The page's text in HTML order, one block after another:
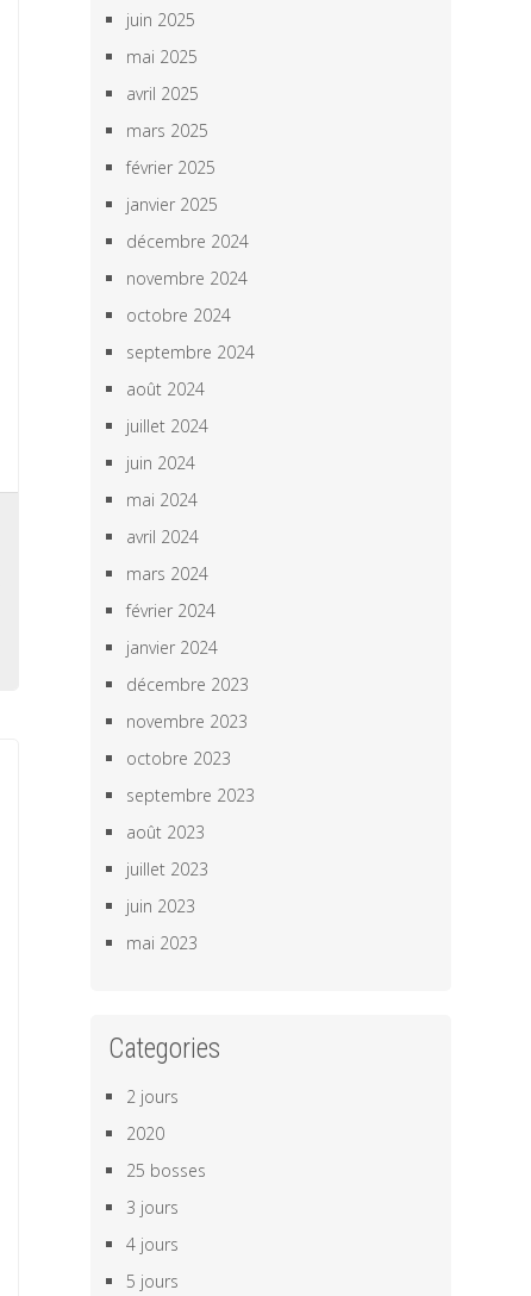
juin 2025
mai 2025
avril 2025
mars 2025
février 2025
janvier 2025
décembre 2024
novembre 2024
octobre 2024
septembre 2024
août 2024
juillet 2024
juin 2024
mai 2024
avril 2024
mars 2024
février 2024
janvier 2024
décembre 2023
novembre 2023
octobre 2023
septembre 2023
août 2023
juillet 2023
juin 2023
mai 2023
Categories
2 jours
2020
25 bosses
3 jours
4 jours
5 jours